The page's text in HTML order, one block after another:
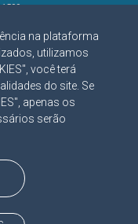
na plataforma
utilizamos
você terá
do site. Se
apenas os
serão